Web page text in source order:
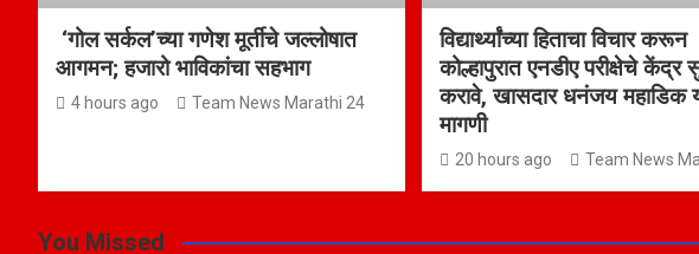
‘गोल सर्कल’च्या गणेश मूर्तीचे जल्लोषात
आगमन; हजारो भाविकांचा सहभाग
4 hours ago Team News Marathi 24
विद्यार्थ्यांच्या हिताचा विचार करून
कोल्हापुरात एनडीए परीक्षेचे केंद्र
करावे, खासदार धनंजय महाडिक
मागणी
20 hours ago Team News
You Missed